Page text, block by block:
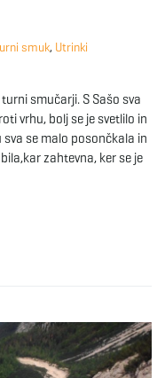
smuk, Utrinki
smučarji. S Sašo sva
vrhu, bolj se je svetlilo in
se malo posončkala in
zahtevna, ker se je